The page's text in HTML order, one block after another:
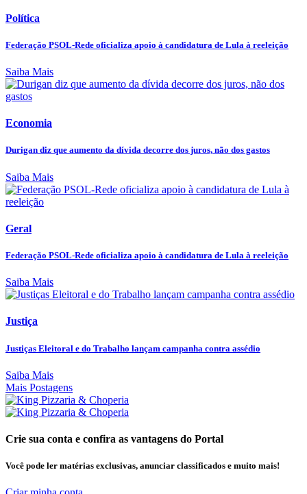
Política
Federação PSOL-Rede oficializa apoio à candidatura de Lula à reeleição
Saiba Mais
Economia
Durigan diz que aumento da dívida decorre dos juros, não dos gastos
Saiba Mais
Geral
Federação PSOL-Rede oficializa apoio à candidatura de Lula à reeleição
Saiba Mais
Justiça
Justiças Eleitoral e do Trabalho lançam campanha contra assédio
Saiba Mais
Mais Postagens
Crie sua conta e confira as vantagens do Portal
Você pode ler matérias exclusivas, anunciar classificados e muito mais!